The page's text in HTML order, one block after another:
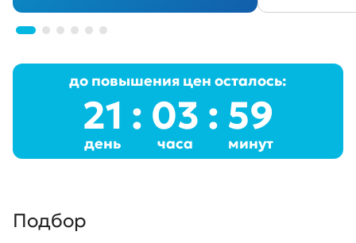
до повышения цен осталось:
21 : 03 : 59
день часа минут
Подбор